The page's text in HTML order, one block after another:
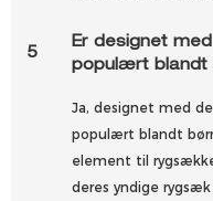
5
Er designet
populært blandt
Ja, designet med
populært blandt
element til
deres yndige